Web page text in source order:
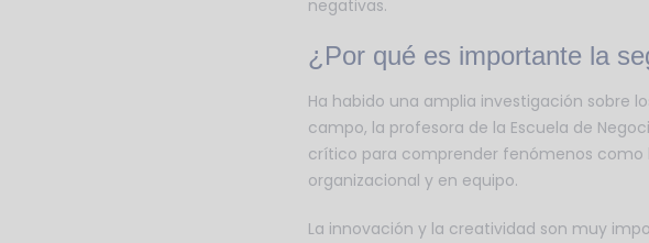
negativas.
¿Por qué es importante la
Ha habido una amplia investigación sobre
campo, la profesora de la Escuela de
crítico para comprender fenómenos como
organizacional y en equipo.
La innovación y la creatividad son muy